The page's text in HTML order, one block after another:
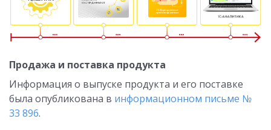
Продажа и поставка продукта
Информация о выпуске продукта и его поставке
была опубликована в информационном письме №
33 896.